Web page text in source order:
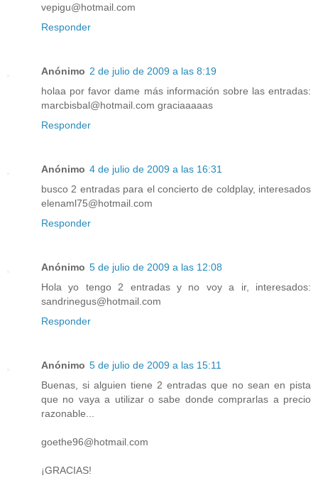
vepigu@hotmail.com
Responder
Anónimo 2 de julio de 2009 a las 8:19
holaa por favor dame más información sobre las entradas:
marcbisbal@hotmail.com graciaaaaas
Responder
Anónimo 4 de julio de 2009 a las 16:31
busco 2 entradas para el concierto de coldplay, interesados
elenaml75@hotmail.com
Responder
Anónimo 5 de julio de 2009 a las 12:08
Hola yo tengo 2 entradas y no voy a ir, interesados:
sandrinegus@hotmail.com
Responder
Anónimo 5 de julio de 2009 a las 15:11
Buenas, si alguien tiene 2 entradas que no sean en pista
que no vaya a utilizar o sabe donde comprarlas a precio
razonable...
goethe96@hotmail.com
¡GRACIAS!